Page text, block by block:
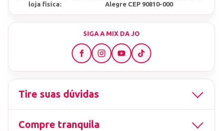
loja fisica:
Alegre CEP 90810-000
SIGA A MIX DA JO
Tire suas dúvidas
Compre tranquila